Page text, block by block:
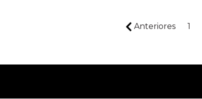
Anteriores 1